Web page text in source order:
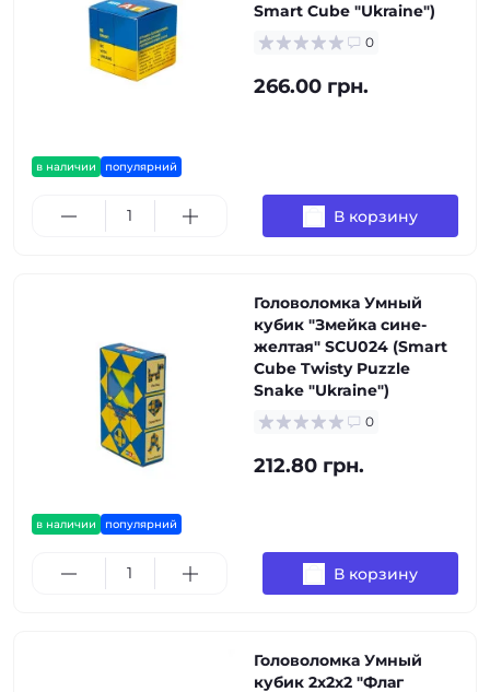
в наличии популярний
Smart Cube "Ukraine")
0
266.00 грн.
В корзину
в наличии популярний
Головоломка Умный
кубик "Змейка сине-
желтая" SCU024 (Smart
Cube Twisty Puzzle
Snake "Ukraine")
0
212.80 грн.
В корзину
Головоломка Умный
кубик 2х2х2 "Флаг